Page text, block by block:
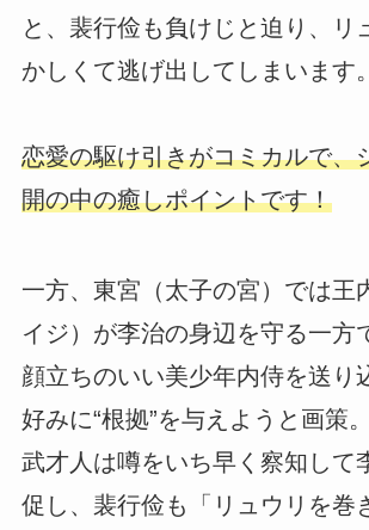
と、裴行俭も負けじと迫り、リ
かしくて逃げ出してしまいます。
恋愛の駆け引きがコミカルで、
開の中の癒しポイントです！
一方、東宮（太子の宮）では王
イジ）が李治の身辺を守る一方
顔立ちのいい美少年内侍を送り
好みに“根拠”を与えようと画策。
武才人は噂をいち早く察知して
促し、裴行俭も「リュウリを巻